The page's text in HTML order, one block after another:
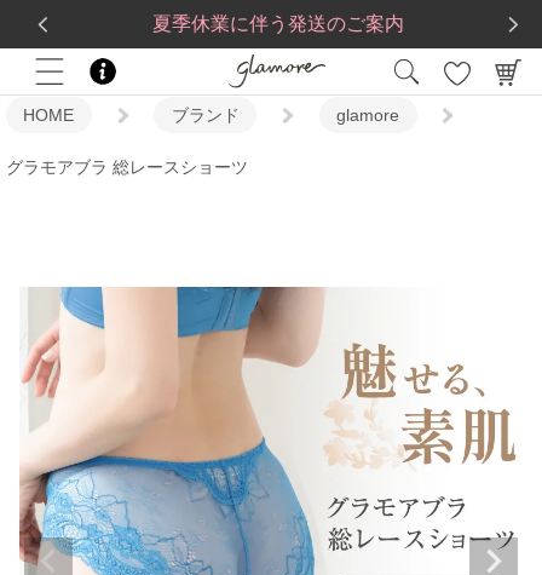
夏季休業に伴う発送のご案内
5,500 円(税込)以上で送料無料
HOME ブランド glamore
グラモアブラ 総レースショーツ